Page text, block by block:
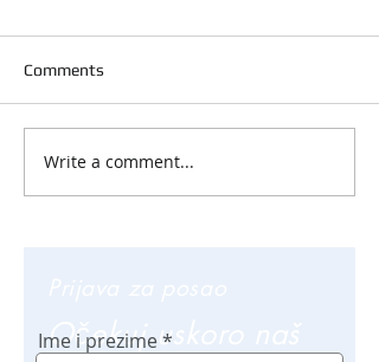
Comments
Write a comment...
Očekuj uskoro naš
Ime i prezime